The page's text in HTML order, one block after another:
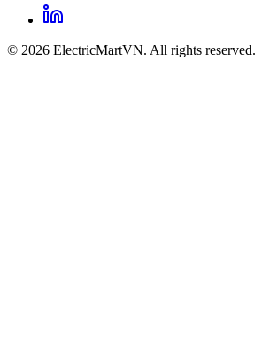
© 2026 ElectricMartVN. All rights reserved.